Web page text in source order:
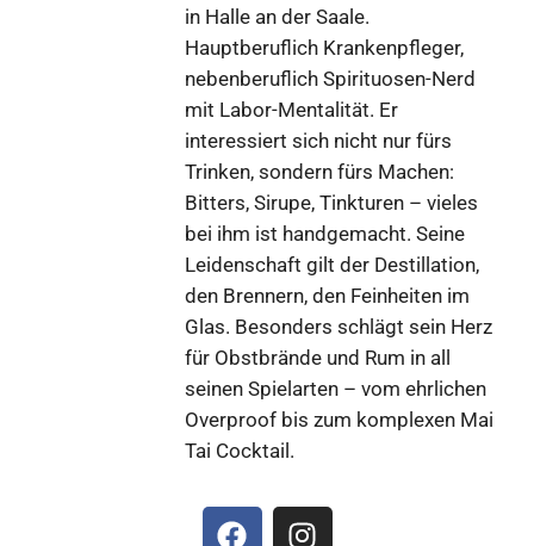
in Halle an der Saale.
Hauptberuflich Krankenpfleger,
nebenberuflich Spirituosen-Nerd
mit Labor-Mentalität. Er
interessiert sich nicht nur fürs
Trinken, sondern fürs Machen:
Bitters, Sirupe, Tinkturen – vieles
bei ihm ist handgemacht. Seine
Leidenschaft gilt der Destillation,
den Brennern, den Feinheiten im
Glas. Besonders schlägt sein Herz
für Obstbrände und Rum in all
seinen Spielarten – vom ehrlichen
Overproof bis zum komplexen Mai
Tai Cocktail.